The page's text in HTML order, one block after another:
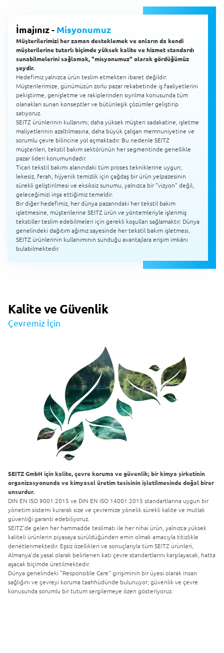
İmajınız - Misyonumuz
Müşterilerimizi her zaman desteklemek ve onların da kendi
müşterilerine tutarlı biçimde yüksek kalite ve hizmet standardı
sunabilmelerini sağlamak, "misyonumuz" olarak gördüğümüz
şeydir.
Hedefimiz yalnızca ürün teslim etmekten ibaret değildir.
Müşterilerimize, günümüzün zorlu pazar rekabetinde iş faaliyetlerini
pekiştirme, genişletme ve rakiplerinden sıyrılma konusunda tüm
olanakları sunan konseptler ve bütünleşik çözümler geliştirip
satıyoruz.
SEITZ ürünlerinin kullanımı; daha yüksek müşteri sadakatine, işletme
maliyetlerinin azaltılmasına, daha büyük çalışan memnuniyetine ve
sorumlu çevre bilincine yol açmaktadır. Bu nedenle SEITZ
müşterileri, tekstil bakım sektörünün her segmentinde genellikle
pazar lideri konumundadır.
Ticari tekstil bakımı alanındaki tüm proses tekniklerine uygun;
lekesiz, ferah, hijyenik temizlik için çağdaş bir ürün yelpazesinin
sürekli geliştirilmesi ve eksiksiz sunumu, yalnızca bir "vizyon" değil,
geleceğimizi inşa ettiğimiz temeldir.
Bir diğer hedefimiz, her dünya pazarındaki her tekstil bakım
işletmesine, müşterilerine SEITZ ürün ve yöntemleriyle işlenmiş
tekstiller teslim edebilmeleri için gerekli koşulları sağlamaktır. Dünya
genelindeki dağıtım ağımız sayesinde her tekstil bakım işletmesi,
SEITZ ürünlerinin kullanımının sunduğu avantajlara erişim imkânı
bulabilmektedir.
Kalite ve Güvenlik
Çevremiz İçin
SEITZ GmbH için kalite, çevre koruma ve güvenlik; bir kimya şirketinin
organizasyonunda ve kimyasal üretim tesisinin işletilmesinde doğal birer
unsurdur.
DIN EN ISO 9001:2015 ve DIN EN ISO 14001:2015 standartlarına uygun bir
yönetim sistemi kurarak size ve çevremize yönelik sürekli kalite ve mutlak
güvenliği garanti edebiliyoruz.
SEITZ'de gelen her hammadde teslimatı ile her nihai ürün, yalnızca yüksek
kaliteli ürünlerin piyasaya sürüldüğünden emin olmak amacıyla titizlikle
denetlenmektedir. Eşsiz özellikleri ve sonuçlarıyla tüm SEITZ ürünleri,
Almanya'da yasal olarak belirlenen katı çevre standartlarını karşılayacak, hatta
aşacak biçimde üretilmektedir.
Dünya genelindeki "Responsible Care" girişiminin bir üyesi olarak insan
sağlığını ve çevreyi koruma taahhüdünde bulunuyor; güvenlik ve çevre
konusunda sorumlu bir tutum sergilemeye özen gösteriyoruz.